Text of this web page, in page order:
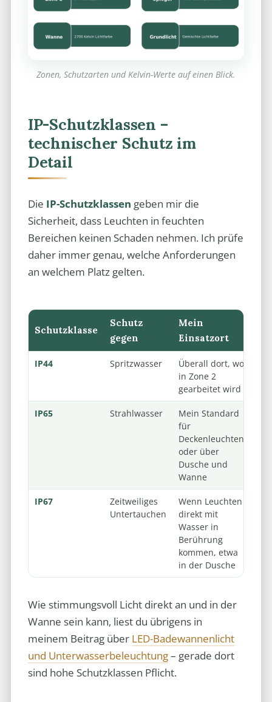
Zonen, Schutzarten und Kelvin-Werte auf einen Blick.
IP-Schutzklassen –
technischer Schutz im
Detail
Die IP-Schutzklassen geben mir die
Sicherheit, dass Leuchten in feuchten
Bereichen keinen Schaden nehmen. Ich prüfe
daher immer genau, welche Anforderungen
an welchem Platz gelten.
Schutzklasse
Schutz
gegen
Mein
Einsatzort
IP44 Spritzwasser
Überall dort, wo
in Zone 2
gearbeitet wird
IP65 Strahlwasser
Mein Standard
für
Deckenleuchten
oder über
Dusche und
Wanne
IP67
Zeitweiliges
Untertauchen
Wenn Leuchten
direkt mit
Wasser in
Berührung
kommen, etwa
in der Dusche
Wie stimmungsvoll Licht direkt an und in der
Wanne sein kann, liest du übrigens in
meinem Beitrag über LED-Badewannenlicht
und Unterwasserbeleuchtung– gerade dort
sind hohe Schutzklassen Pflicht.